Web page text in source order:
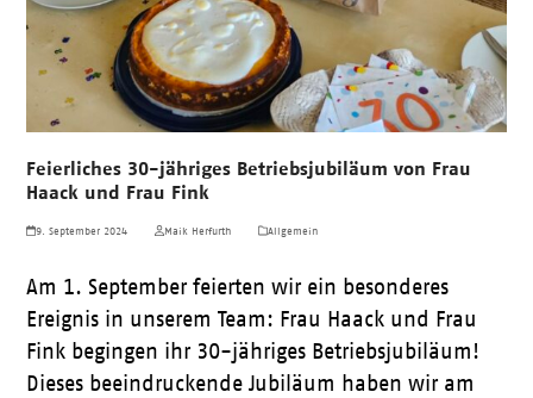
Feierliches 30-jähriges Betriebsjubiläum von Frau
Haack und Frau Fink
9. September 2024 Maik Herfurth Allgemein
Am 1. September feierten wir ein besonderes
Ereignis in unserem Team: Frau Haack und Frau
Fink begingen ihr 30-jähriges Betriebsjubiläum!
Dieses beeindruckende Jubiläum haben wir am